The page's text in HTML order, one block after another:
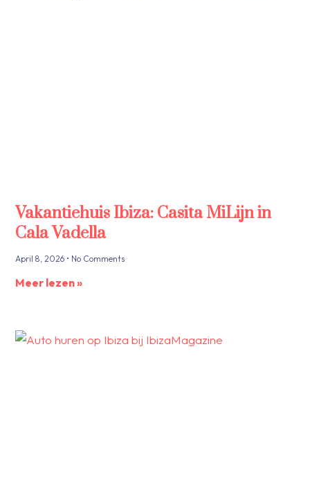
Vakantiehuis Ibiza: Casita MiLijn in
Cala Vadella
April 8, 2026 No Comments
Meer lezen »